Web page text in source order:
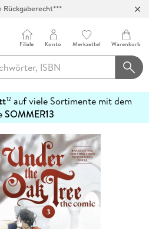
Rückgaberecht***
Filiale Konto Merkzettel Warenkorb
12auf viele Sortimente mit dem
SOMMER13